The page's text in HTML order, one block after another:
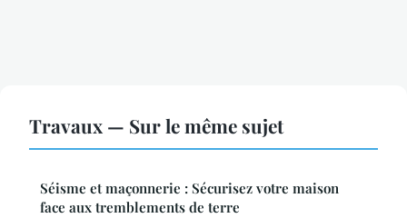
Travaux — Sur le même sujet
Séisme et maçonnerie : Sécurisez votre maison
face aux tremblements de terre